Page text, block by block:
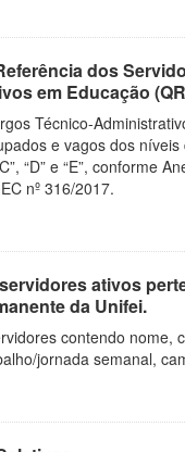
dos
em Educação
Técnico-
e vagos dos níveis
“D” e “E”, conforme
nº 316/2017.
ativos
da Unifei.
contendo nome,
jornada semanal,